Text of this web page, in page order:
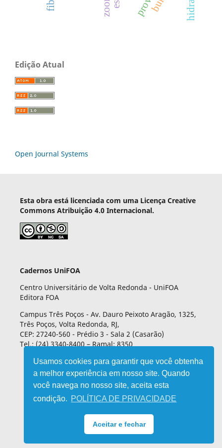
Usamos cookies para garantir que você obtenha
a melhor experiência em nosso site. Quando
você navega no nosso site, aceita esta
condição. POLÍTICA DE PRIVACIDADE
Aceitar e fechar
Edição Atual
Open Journal Systems
Esta obra está licenciada com uma Licença Creative
Commons Atribuição 4.0 Internacional.
Cadernos UniFOA
Centro Universitário de Volta Redonda - UniFOA
Editora FOA
Campus Três Poços - Av. Dauro Peixoto Aragão, 1325,
Três Poços, Volta Redonda, RJ,
CEP: 27240-560 - Prédio 3 - Sala 2 (Casarão)
Tel.: (24) 3340-8400 – Ramal: 8350